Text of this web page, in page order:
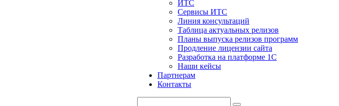
ИТС
Сервисы ИТС
Линия консультаций
Таблица актуальных релизов
Планы выпуска релизов программ
Продление лицензии сайта
Разработка на платформе 1С
Наши кейсы
Партнерам
Контакты